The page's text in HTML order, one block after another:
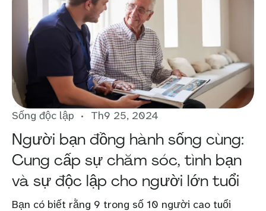
Sống độc lập Th9 25, 2024
Người bạn đồng hành sống cùng:
Cung cấp sự chăm sóc, tình bạn
và sự độc lập cho người lớn tuổi
Bạn có biết rằng 9 trong số 10 người cao tuổi